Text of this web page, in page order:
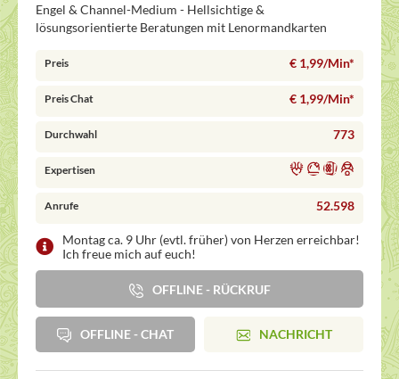
Engel & Channel-Medium - Hellsichtige &
lösungsorientierte Beratungen mit Lenormandkarten
Preis € 1,99/Min*
Preis Chat € 1,99/Min*
Durchwahl 773
Expertisen
Anrufe 52.598
Montag ca. 9 Uhr (evtl. früher) von Herzen erreichbar!
Ich freue mich auf euch!
OFFLINE - RÜCKRUF
OFFLINE - CHAT NACHRICHT